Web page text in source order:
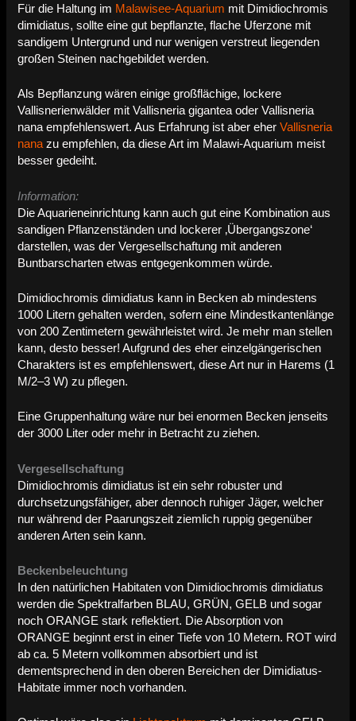
Für die Haltung im Malawisee-Aquarium mit Dimidiochromis
dimidiatus, sollte eine gut bepflanzte, flache Uferzone mit
sandigem Untergrund und nur wenigen verstreut liegenden
großen Steinen nachgebildet werden.
Als Bepflanzung wären einige großflächige, lockere
Vallisnerienwälder mit Vallisneria gigantea oder Vallisneria
nana empfehlenswert. Aus Erfahrung ist aber eherVallisneria
nanazu empfehlen, da diese Art im Malawi-Aquarium meist
besser gedeiht.
Information:
Die Aquarieneinrichtung kann auch gut eine Kombination aus
sandigen Pflanzenständen und lockerer ‚Übergangszone‘
darstellen, was der Vergesellschaftung mit anderen
Buntbarscharten etwas entgegenkommen würde.
Dimidiochromis dimidiatus kann in Becken ab mindestens
1000 Litern gehalten werden, sofern eine Mindestkantenlänge
von 200 Zentimetern gewährleistet wird. Je mehr man stellen
kann, desto besser! Aufgrund des eher einzelgängerischen
Charakters ist es empfehlenswert, diese Art nur in Harems (1
M/2–3 W) zu pflegen.
Eine Gruppenhaltung wäre nur bei enormen Becken jenseits
der 3000 Liter oder mehr in Betracht zu ziehen.
Vergesellschaftung
Dimidiochromis dimidiatus ist ein sehr robuster und
durchsetzungsfähiger, aber dennoch ruhiger Jäger, welcher
nur während der Paarungszeit ziemlich ruppig gegenüber
anderen Arten sein kann.
Beckenbeleuchtung
In den natürlichen Habitaten von Dimidiochromis dimidiatus
werden die Spektralfarben BLAU, GRÜN, GELB und sogar
noch ORANGE stark reflektiert. Die Absorption von
ORANGE beginnt erst in einer Tiefe von 10 Metern. ROT wird
ab ca. 5 Metern vollkommen absorbiert und ist
dementsprechend in den oberen Bereichen der Dimidiatus-
Habitate immer noch vorhanden.